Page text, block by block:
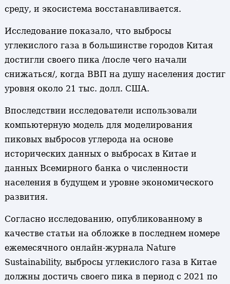
среду, и экосистема восстанавливается.
Исследование показало, что выбросы
углекислого газа в большинстве городов Китая
достигли своего пика /после чего начали
снижаться/, когда ВВП на душу населения достиг
уровня около 21 тыс. долл. США.
Впоследствии исследователи использовали
компьютерную модель для моделирования
пиковых выбросов углерода на основе
исторических данных о выбросах в Китае и
данных Всемирного банка о численности
населения в будущем и уровне экономического
развития.
Согласно исследованию, опубликованному в
качестве статьи на обложке в последнем номере
ежемесячного онлайн-журнала Nature
Sustainability, выбросы углекислого газа в Китае
должны достичь своего пика в период с 2021 по